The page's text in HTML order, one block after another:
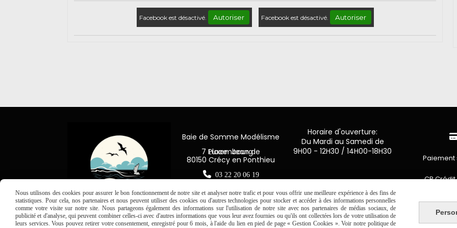
Facebook est désactivé. Autoriser Facebook est désactivé. Autoriser
Baie de Somme Modélisme
7 Place Jean de Luxembourg
80150 Crécy en Ponthieu
 03 22 20 06 19
Horaire d'ouverture:
Du Mardi au Samedi de
9H00 - 12H30 / 14H00-18H30
Paiement
CB
Virement
Nous utilisons des cookies pour assurer le bon fonctionnement de notre site et analyser notre trafic et pour vous offrir une meilleure expérience à des fins de
statistiques. Pour cela, nos partenaires et nous peuvent utiliser des cookies ou d'autres technologies pour stocker et accéder à des informations personnelles
comme votre visite sur notre site. Nous partageons également des informations sur l'utilisation de notre site avec nos partenaires de médias sociaux, de
publicité et d'analyse, qui peuvent combiner celles-ci avec d'autres informations que vous leur avez fournies ou qu'ils ont collectées lors de votre utilisation de
leurs services. Vous pouvez retirer votre consentement, enregistré pour 6 mois, à l'aide du lien en pied de page « Gestion Cookies ». Voir notre politique de